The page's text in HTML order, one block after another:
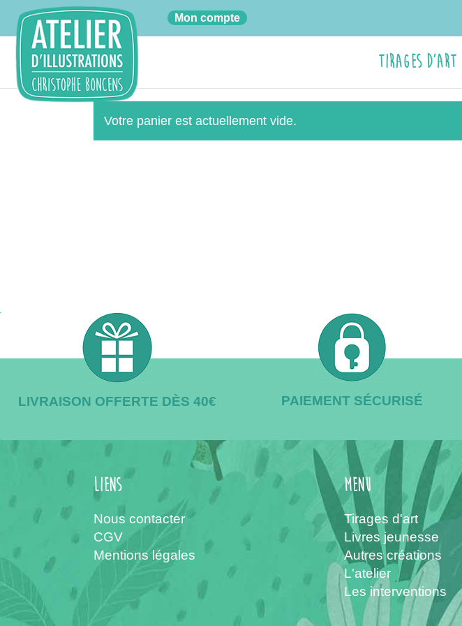
01 Mon compte
Tirages d’Art
Votre panier est actuellement vide.
LIVRAISON OFFERTE DÈS 40€ PAIEMENT SÉCURISÉ
Liens
Nous contacter
CGV
Mentions légales
menu
Tirages d'art
Livres jeunesse
Autres créations
L'atelier
Les interventions